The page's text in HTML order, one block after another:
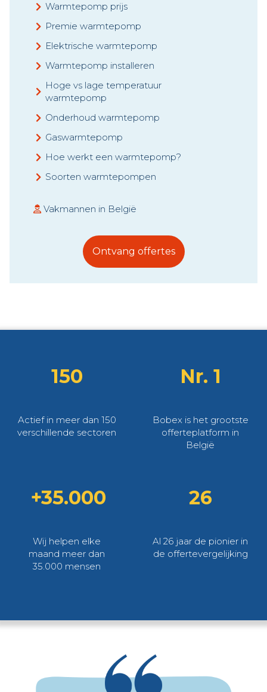
Warmtepomp prijs
Premie warmtepomp
Elektrische warmtepomp
Warmtepomp installeren
Hoge vs lage temperatuur
warmtepomp
Onderhoud warmtepomp
Gaswarmtepomp
Hoe werkt een warmtepomp?
Soorten warmtepompen
Vakmannen in België
Ontvang offertes
150
Actief in meer dan 150
verschillende sectoren
Nr. 1
Bobex is het grootste
offerteplatform in
België
+35.000
Wij helpen elke
maand meer dan
35.000 mensen
26
Al 26 jaar de pionier in
de offertevergelijking